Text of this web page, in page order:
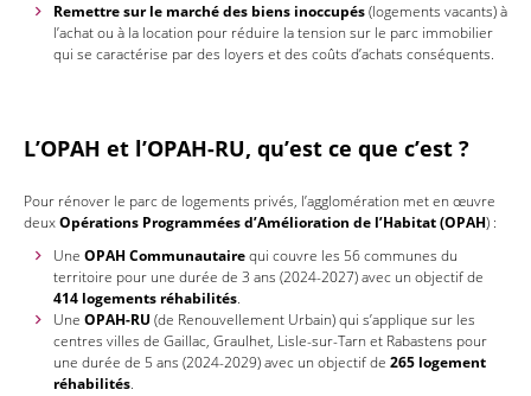
Remettre sur le marché des biens inoccupés(logements vacants) à
l’achat ou à la location pour réduire la tension sur le parc immobilier
qui se caractérise par des loyers et des coûts d’achats conséquents.
L’OPAH et l’OPAH-RU, qu’est ce que c’est ?
Pour rénover le parc de logements privés, l’agglomération met en œuvre
deuxOpérations Programmées d’Amélioration de l’Habitat (OPAH) :
Une OPAH Communautairequi couvre les 56 communes du
territoire pour une durée de 3 ans (2024-2027) avec un objectif de
414 logements réhabilités.
Une OPAH-RU (de Renouvellement Urbain) qui s’applique sur les
centres villes de Gaillac, Graulhet, Lisle-sur-Tarn et Rabastens pour
une durée de 5 ans (2024-2029) avec un objectif de 265 logement
réhabilités.